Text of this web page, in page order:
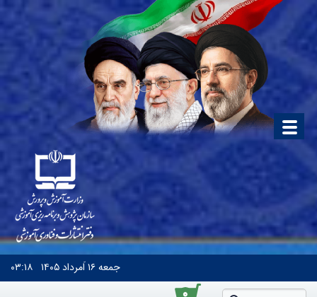
جمعه۱۶ اَمرداد ۱۴۰۵ ۰۳:۱۸